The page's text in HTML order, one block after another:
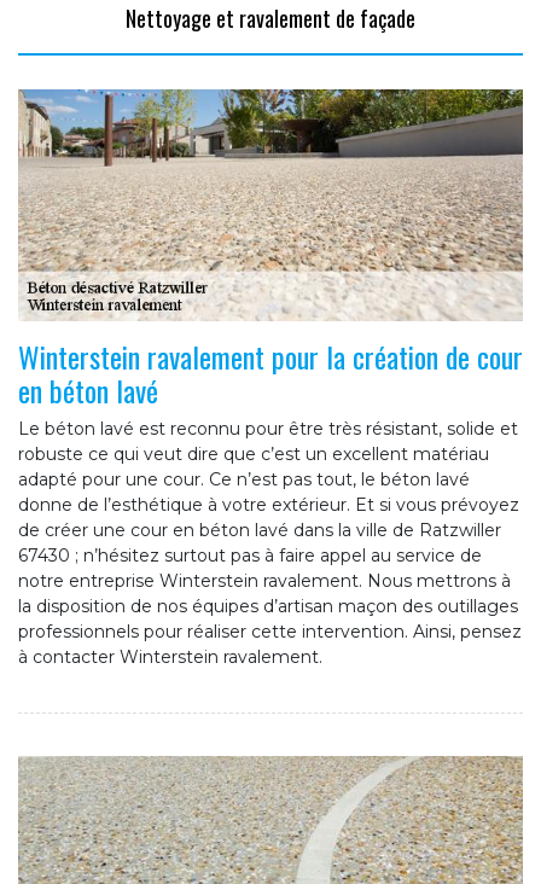
Nettoyage et ravalement de façade
Winterstein ravalement pour la création de cour
en béton lavé
Le béton lavé est reconnu pour être très résistant, solide et
robuste ce qui veut dire que c’est un excellent matériau
adapté pour une cour. Ce n’est pas tout, le béton lavé
donne de l’esthétique à votre extérieur. Et si vous prévoyez
de créer une cour en béton lavé dans la ville de Ratzwiller
67430 ; n’hésitez surtout pas à faire appel au service de
notre entreprise Winterstein ravalement. Nous mettrons à
la disposition de nos équipes d’artisan maçon des outillages
professionnels pour réaliser cette intervention. Ainsi, pensez
à contacter Winterstein ravalement.